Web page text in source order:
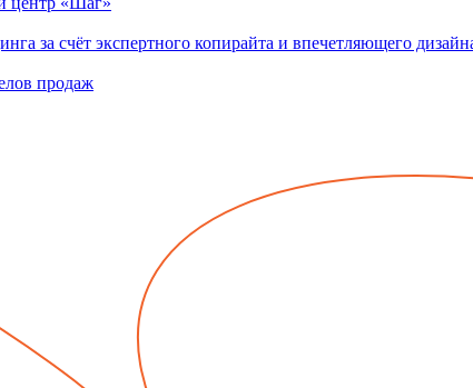
за счёт экспертного копирайта и впечетляющего
продаж